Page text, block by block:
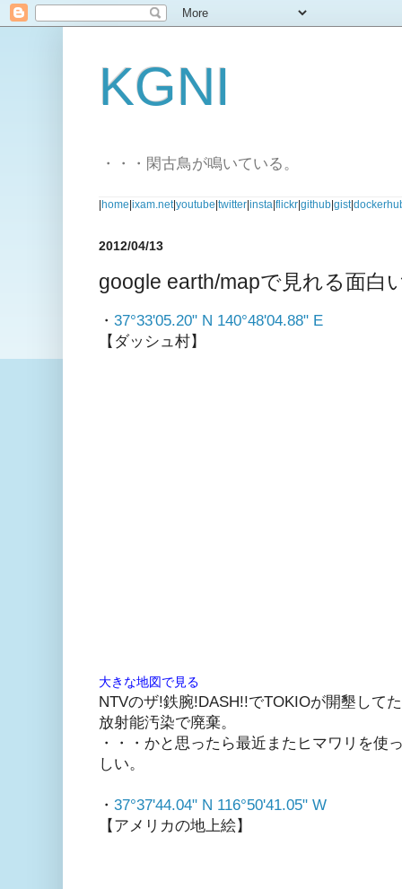
KGNI
・・・閑古鳥が鳴いている。
home ixam.net|youtube twitter insta flickr github gist|
2012/04/13
google earth/mapで見れる面白
・ 37°33'05.20" N 140°48'04.88" E
【ダッシュ村】
大きな地図で見る
NTVのザ!鉄腕!DASH!!でTOKIOが開墾して
放射能汚染で廃棄。
・・・かと思ったら最近またヒマワリを使
しい。
・ 37°37'44.04" N 116°50'41.05" W
【アメリカの地上絵】